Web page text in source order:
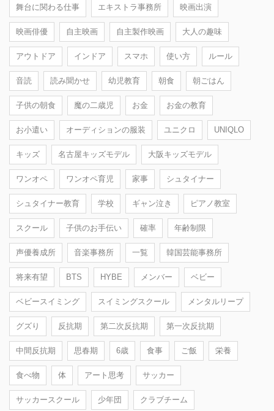
舞台に関わる仕事 エキストラ事務所 映画出演
映画俳優 自主映画 自主製作映画 大人の趣味
アウトドア インドア スマホ 使い方 ルール
音読 読み聞かせ 幼児教育 朝食 朝ごはん
子供の朝食 魔の二歳児 お金 お金の教育
お小遣い オーディションの服装 ユニクロ UNIQLO
キッズ 名古屋キッズモデル 大阪キッズモデル
ワンオペ ワンオペ育児 家事 シュタイナー
シュタイナー教育 学校 ギャン泣き ピアノ教室
スクール 子供のお手伝い 確率 年齢制限
声優養成所 音楽事務所 一覧 韓国芸能事務所
将来有望 BTS HYBE メンバー ベビー
ベビースイミング スイミングスクール メンタルリープ
グズり 反抗期 第二次反抗期 第一次反抗期
中間反抗期 思春期 6歳 食事 ご飯 栄養
食べ物 体 アート思考 サッカー
サッカースクール 少年団 クラブチーム